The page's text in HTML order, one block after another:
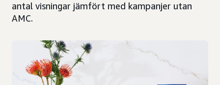
antal visningar jämfört med kampanjer utan
AMC.